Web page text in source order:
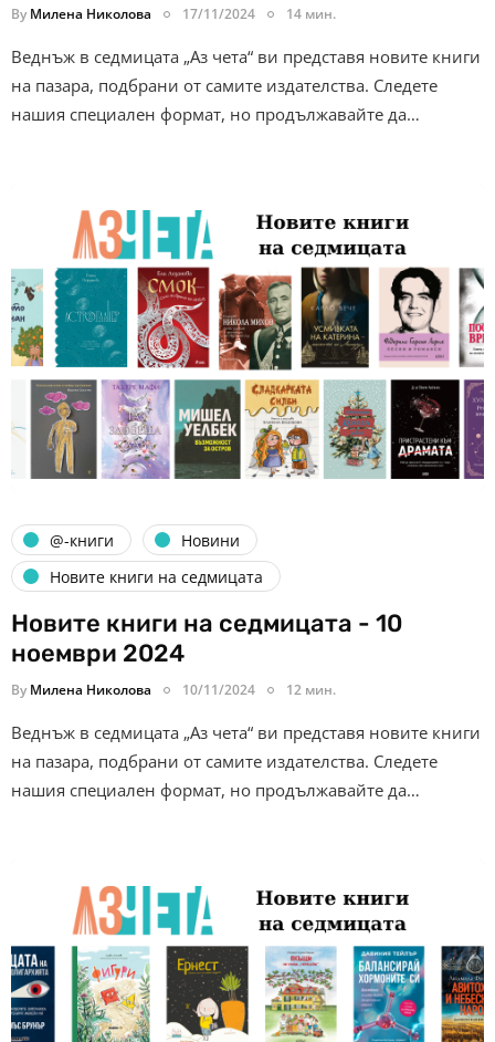
By Милена Николова 17/11/2024 14 мин.
Веднъж в седмицата „Аз чета“ ви представя новите книги
на пазара, подбрани от самите издателства. Следете
нашия специален формат, но продължавайте да…
@-книги
Новини
Новите книги на седмицата
Новите книги на седмицата - 10
ноември 2024
By Милена Николова 10/11/2024 12 мин.
Веднъж в седмицата „Аз чета“ ви представя новите книги
на пазара, подбрани от самите издателства. Следете
нашия специален формат, но продължавайте да…